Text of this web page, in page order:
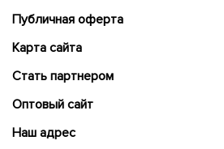
Публичная оферта
Карта сайта
Cтать партнером
Оптовый сайт
Наш адрес